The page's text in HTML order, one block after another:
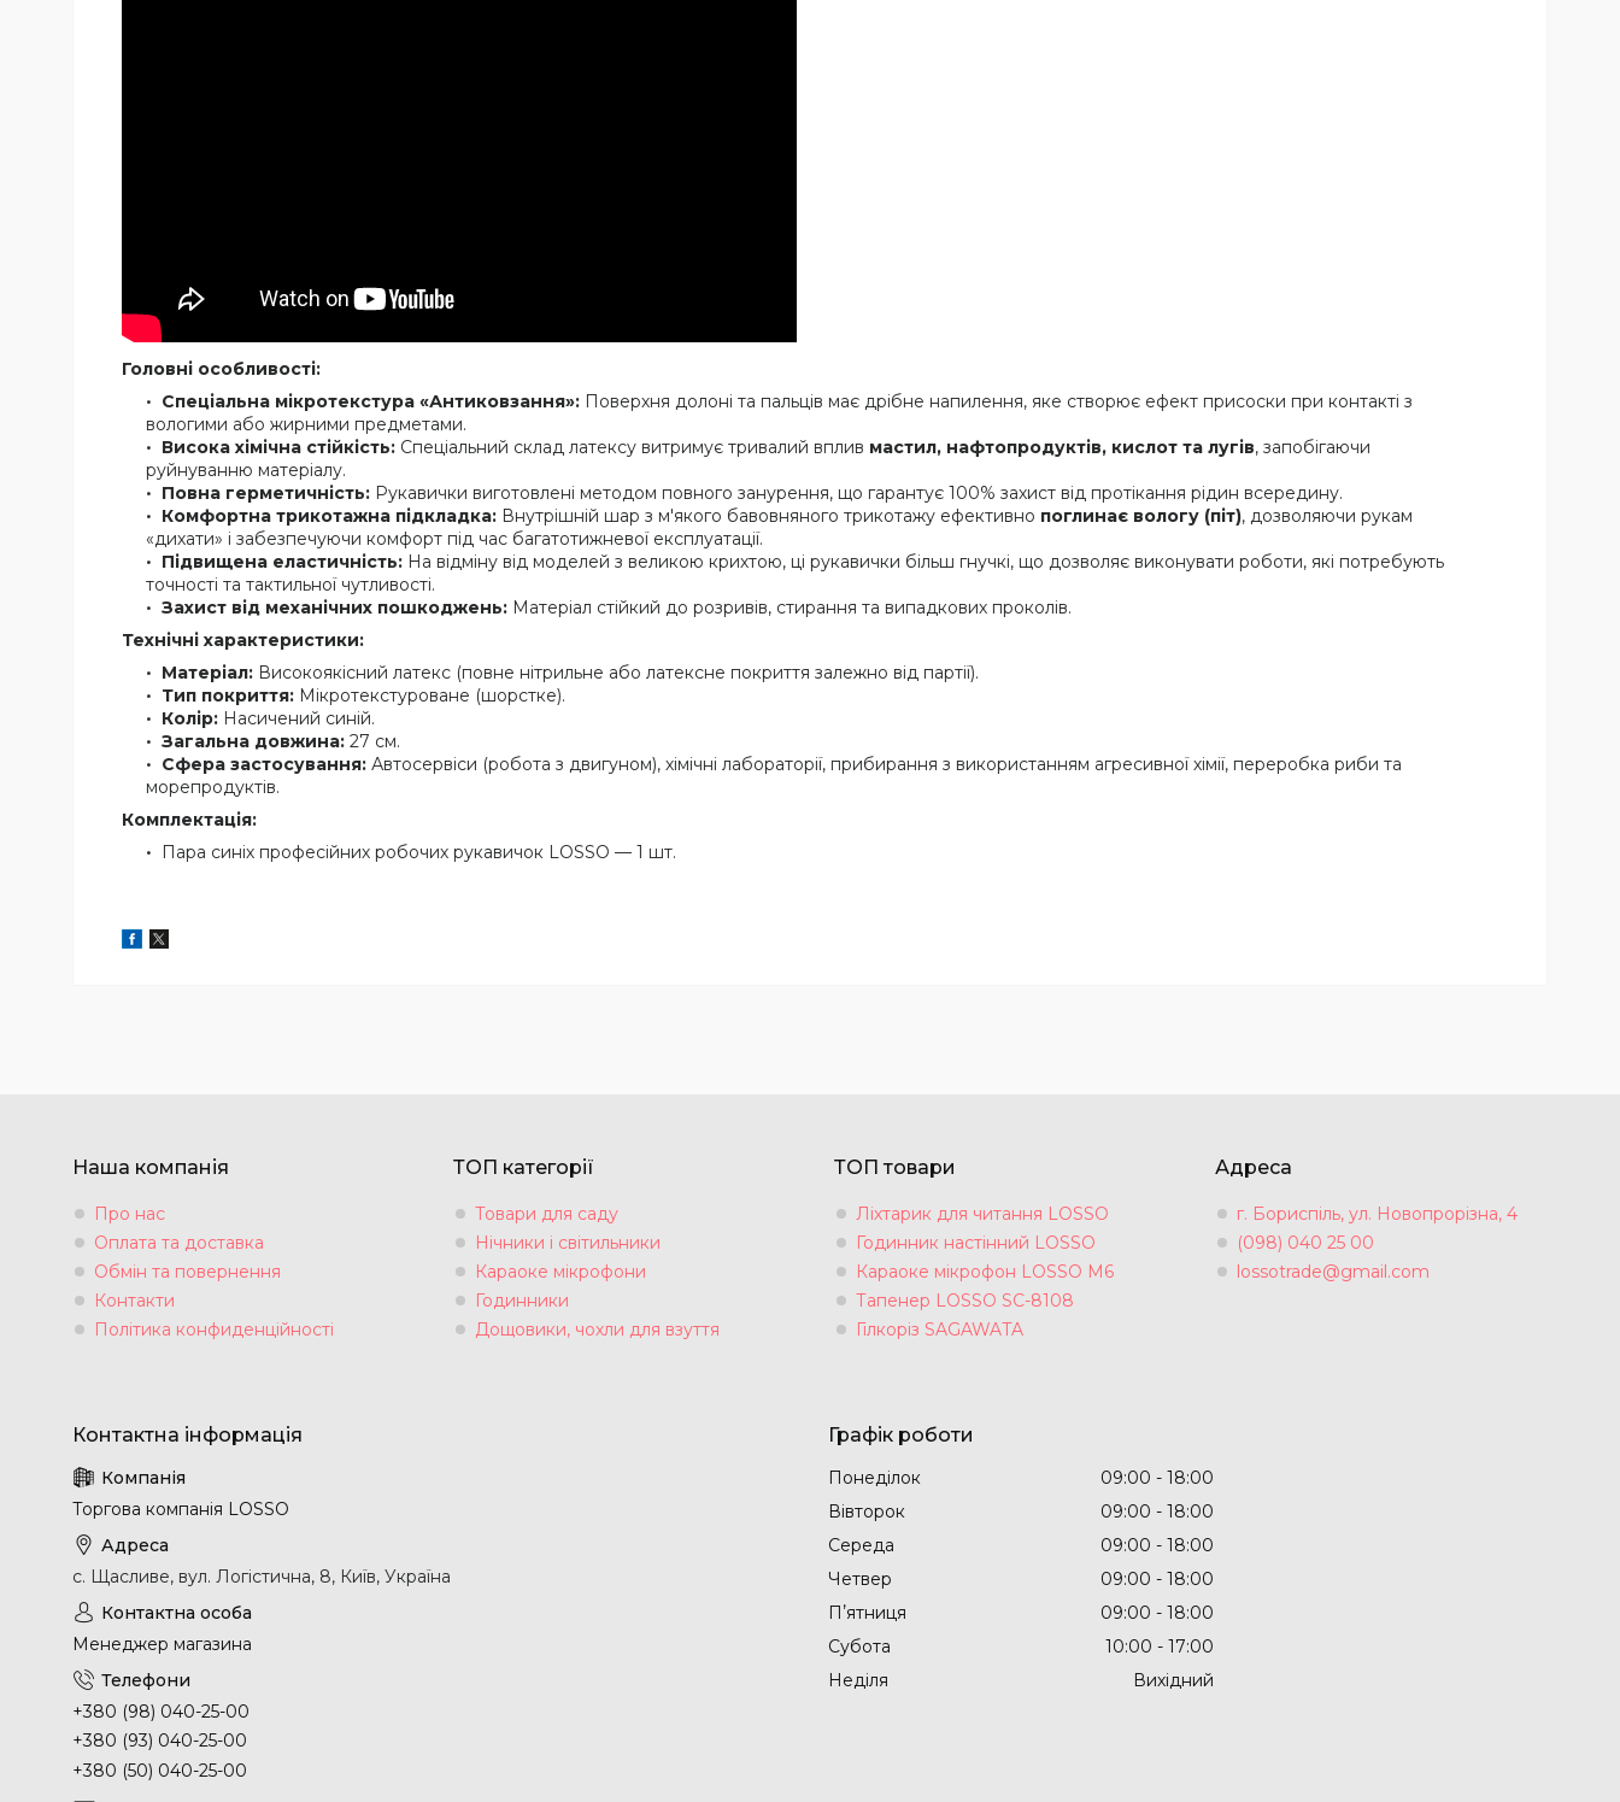
Головні особливості:
Спеціальна мікротекстура «Антиковзання»: Поверхня долоні та пальців має дрібне напилення, яке створює ефект присоски при контакті з
вологими або жирними предметами.
Висока хімічна стійкість: Спеціальний склад латексу витримує тривалий вплив мастил, нафтопродуктів, кислот та лугів, запобігаючи
руйнуванню матеріалу.
Повна герметичність: Рукавички виготовлені методом повного занурення, що гарантує 100% захист від протікання рідин всередину.
Комфортна трикотажна підкладка: Внутрішній шар з м'якого бавовняного трикотажу ефективно поглинає вологу (піт), дозволяючи рукам
«дихати» і забезпечуючи комфорт під час багатотижневої експлуатації.
Підвищена еластичність: На відміну від моделей з великою крихтою, ці рукавички більш гнучкі, що дозволяє виконувати роботи, які потребують
точності та тактильної чутливості.
Захист від механічних пошкоджень: Матеріал стійкий до розривів, стирання та випадкових проколів.
Технічні характеристики:
Матеріал: Високоякісний латекс (повне нітрильне або латексне покриття залежно від партії).
Тип покриття: Мікротекстуроване (шорстке).
Колір: Насичений синій.
Загальна довжина: 27 см.
Сфера застосування: Автосервіси (робота з двигуном), хімічні лабораторії, прибирання з використанням агресивної хімії, переробка риби та
морепродуктів.
Комплектація:
Пара синіх професійних робочих рукавичок LOSSO — 1 шт.
Наша компанія
Про нас
Оплата та доставка
Обмін та повернення
Контакти
Політика конфиденційності
ТОП категорії
Товари для саду
Нічники і світильники
Караоке мікрофони
Годинники
Дощовики, чохли для взуття
ТОП товари
Ліхтарик для читання LOSSO
Годинник настінний LOSSO
Караоке мікрофон LOSSO М6
Тапенер LOSSO SC-8108
Гілкоріз SAGAWATA
Адреса
г. Бориспіль, ул. Новопрорізна, 4
(098) 040 25 00
lossotrade@gmail.com
Торгова компанія LOSSO
с. Щасливе, вул. Логістична, 8, Київ, Україна
Менеджер магазина
+380 (98) 040-25-00
+380 (93) 040-25-00
+380 (50) 040-25-00
Графік роботи
Понеділок 09:00
18:00
Вівторок
09:00
18:00
Середа
09:00
18:00
Четвер
09:00
18:00
Пʼятниця
09:00
18:00
Субота
10:00
17:00
Неділя
Вихідний